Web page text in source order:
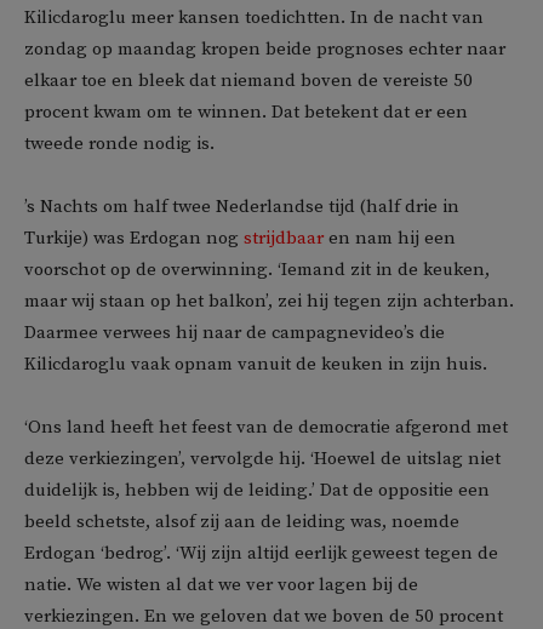
Kilicdaroglu meer kansen toedichtten. In de nacht van
zondag op maandag kropen beide prognoses echter naar
elkaar toe en bleek dat niemand boven de vereiste 50
procent kwam om te winnen. Dat betekent dat er een
tweede ronde nodig is.
’s Nachts om half twee Nederlandse tijd (half drie in
Turkije) was Erdogan nog strijdbaar en nam hij een
voorschot op de overwinning. ‘Iemand zit in de keuken,
maar wij staan op het balkon’, zei hij tegen zijn achterban.
Daarmee verwees hij naar de campagnevideo’s die
Kilicdaroglu vaak opnam vanuit de keuken in zijn huis.
‘Ons land heeft het feest van de democratie afgerond met
deze verkiezingen’, vervolgde hij. ‘Hoewel de uitslag niet
duidelijk is, hebben wij de leiding.’ Dat de oppositie een
beeld schetste, alsof zij aan de leiding was, noemde
Erdogan ‘bedrog’. ‘Wij zijn altijd eerlijk geweest tegen de
natie. We wisten al dat we ver voor lagen bij de
verkiezingen. En we geloven dat we boven de 50 procent